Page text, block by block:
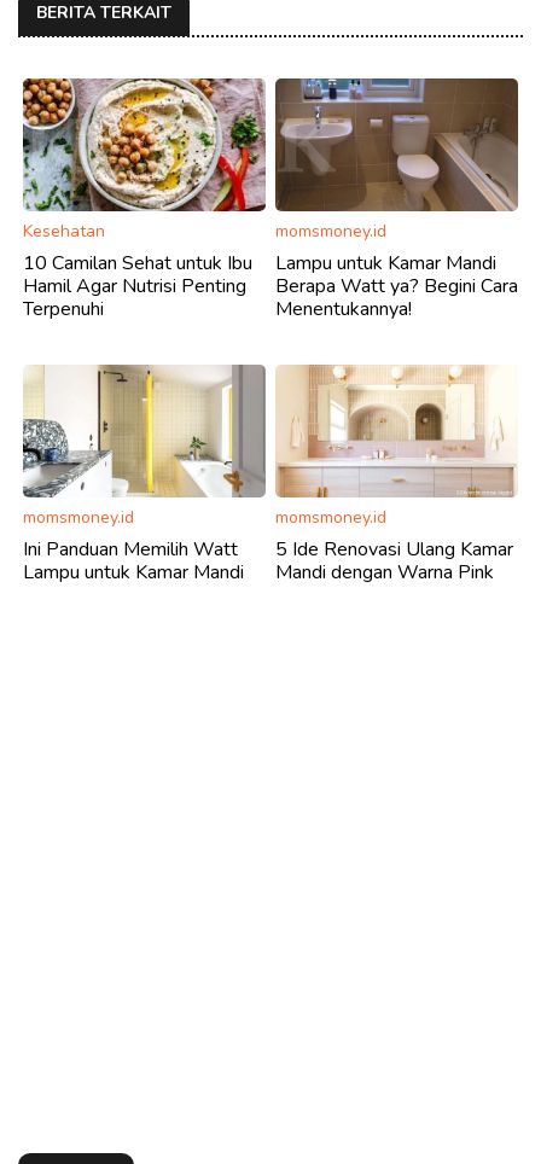
BERITA TERKAIT
Kesehatan
10 Camilan Sehat untuk Ibu
Hamil Agar Nutrisi Penting
Terpenuhi
momsmoney.id
Lampu untuk Kamar Mandi
Berapa Watt ya? Begini Cara
Menentukannya!
momsmoney.id
Ini Panduan Memilih Watt
Lampu untuk Kamar Mandi
momsmoney.id
5 Ide Renovasi Ulang Kamar
Mandi dengan Warna Pink